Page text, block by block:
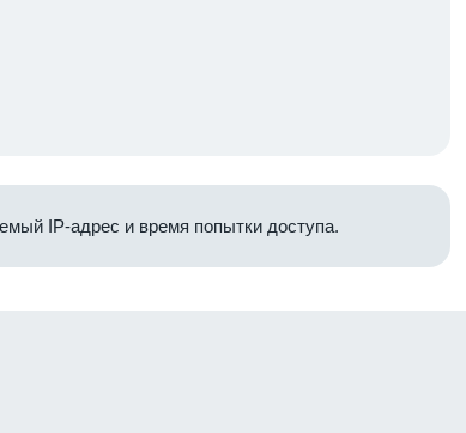
IP-адрес и время попытки доступа.